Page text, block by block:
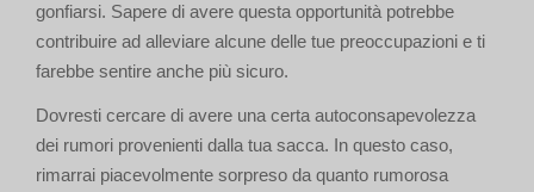
gonfiarsi. Sapere di avere questa opportunità potrebbe
contribuire ad alleviare alcune delle tue preoccupazioni e ti
farebbe sentire anche più sicuro.
Dovresti cercare di avere una certa autoconsapevolezza
dei rumori provenienti dalla tua sacca. In questo caso,
rimarrai piacevolmente sorpreso da quanto rumorosa